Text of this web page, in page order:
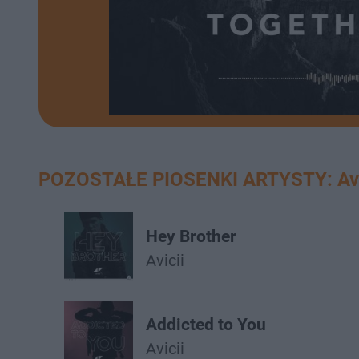
POZOSTAŁE PIOSENKI ARTYSTY:
Hey Brother
Avicii
Addicted to You
Avicii